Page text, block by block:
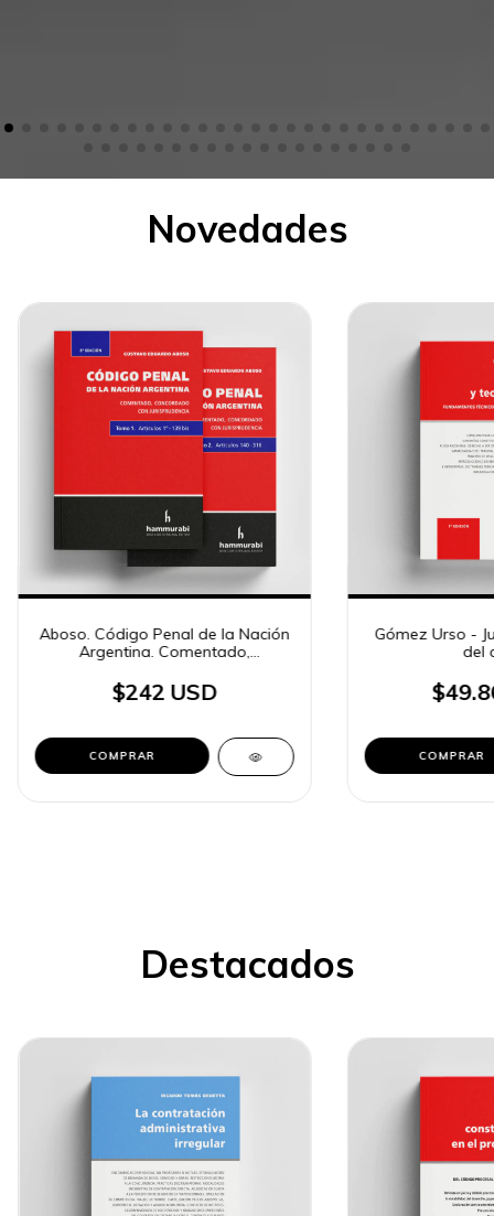
Novedades
Aboso. Código Penal de la Nación
Argentina. Comentado,
$242 USD
COMPRAR
Gómez Urso -
del
COMPRAR
Destacados